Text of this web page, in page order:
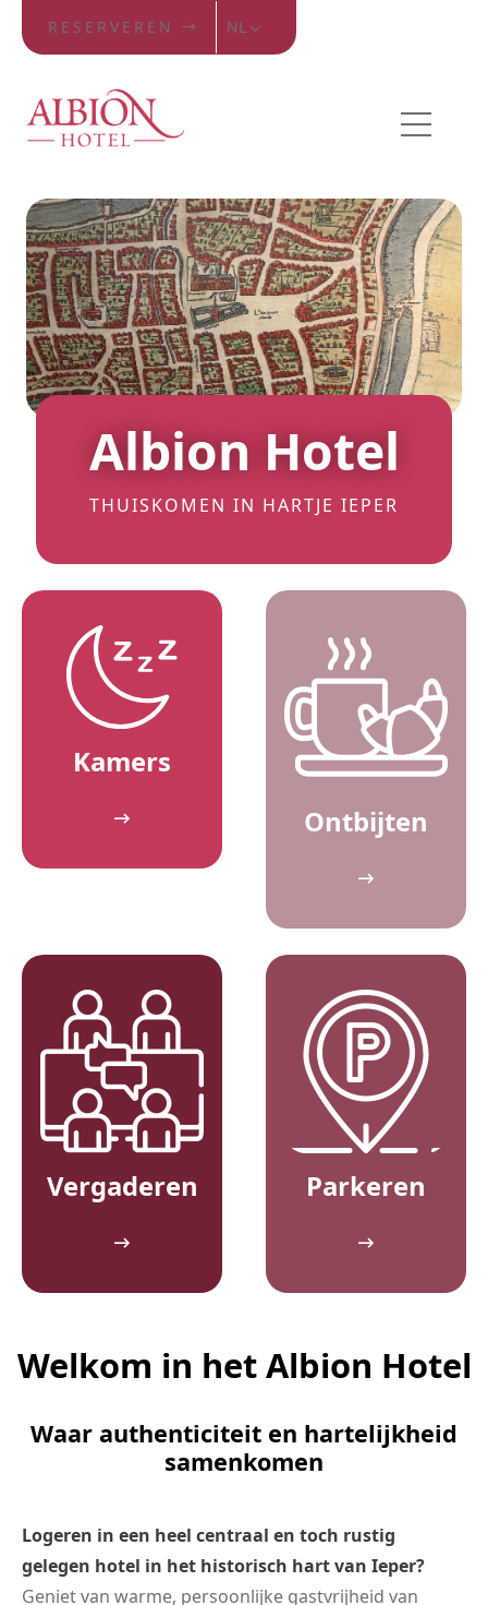
RESERVEREN NL
Albion Hotel
THUISKOMEN IN HARTJE IEPER
Kamers
Ontbijten
Vergaderen Parkeren
Welkom in het Albion Hotel
Waar authenticiteit en hartelijkheid
samenkomen
Logeren in een heel centraal en toch rustig
gelegen hotel in het historisch hart van Ieper?
Geniet van warme, persoonlijke gastvrijheid van